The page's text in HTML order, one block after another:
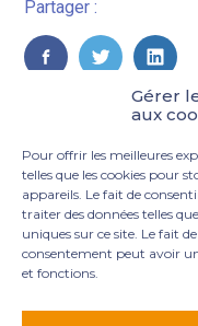
Gérer
aux
Pour offrir les meilleures
telles que les cookies pour
appareils. Le fait de
traiter des données telles
uniques sur ce site. Le fait
consentement peut avoir
et fonctions.
Partager :
FaceBook
Twitter
Principale
3 rue Marie Dupil – La